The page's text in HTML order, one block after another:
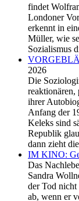
findet
Londoner
erkennt in
Müller, wie
Sozialismus
2026
Die
reaktionären,
ihrer
Anfang der
Keleks sind
Republik
dann zieht
IM KINO:
Das
Sandra
der Tod nicht
ab, wenn er